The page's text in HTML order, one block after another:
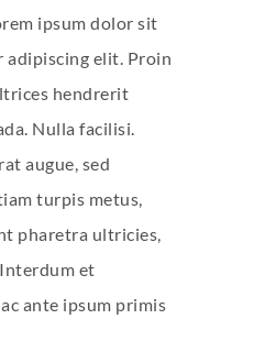
ipsum dolor sit
adipiscing elit. Proin
hendrerit
Nulla facilisi.
augue, sed
turpis metus,
pharetra ultricies,
et
ante ipsum primis